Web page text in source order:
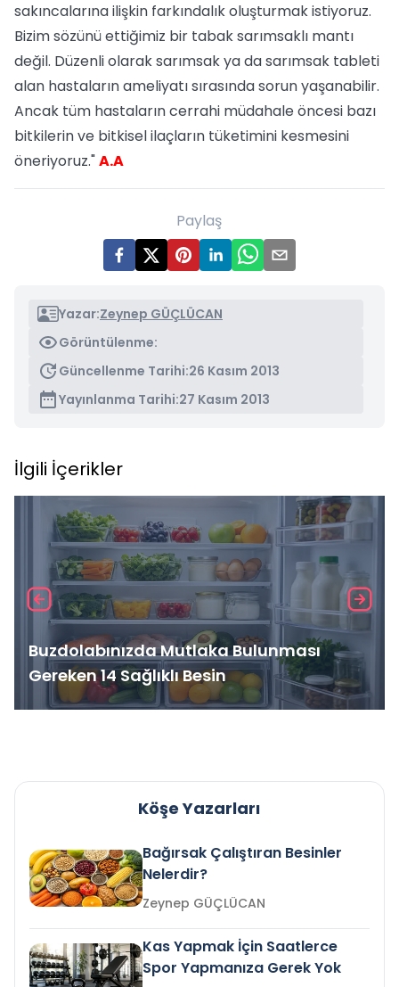
sakıncalarına ilişkin farkındalık oluşturmak istiyoruz.
Bizim sözünü ettiğimiz bir tabak sarımsaklı mantı
değil. Düzenli olarak sarımsak ya da sarımsak tableti
alan hastaların ameliyatı sırasında sorun yaşanabilir.
Ancak tüm hastaların cerrahi müdahale öncesi bazı
bitkilerin ve bitkisel ilaçların tüketimini kesmesini
öneriyoruz."A.A
Paylaş
Yazar:Zeynep GÜÇLÜCAN
Görüntülenme:
Güncellenme Tarihi:26 Kasım 2013
Yayınlanma Tarihi:27 Kasım 2013
İlgili İçerikler
Buzdolabınızda Mutlaka Bulunması
Gereken 14 Sağlıklı Besin
Köşe Yazarları
Bağırsak Çalıştıran Besinler
Nelerdir?
Zeynep GÜÇLÜCAN
Kas Yapmak İçin Saatlerce
Spor Yapmanıza Gerek Yok